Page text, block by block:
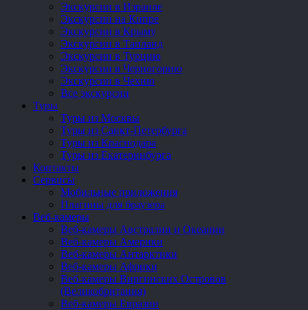
Экскурсии в Израиле
Экскурсии на Кипре
Экскурсии в Крыму
Экскурсии в Таиланд
Экскурсии в Турцию
Экскурсии в Черногорию
Экскурсии в Чехию
Все экскурсии
Туры
Туры из Москвы
Туры из Санкт-Петербурга
Туры из Краснодара
Туры из Екатеринбурга
Контакты
Сервисы
Мобильные приложения
Плагины для браузера
Веб-камеры
Веб-камеры Австралии и Океании
Веб-камеры Америки
Веб-камеры Антарктики
Веб-камеры Африки
Веб-камеры Виргинских Островов
(Великобритания)
Веб-камеры Евразии